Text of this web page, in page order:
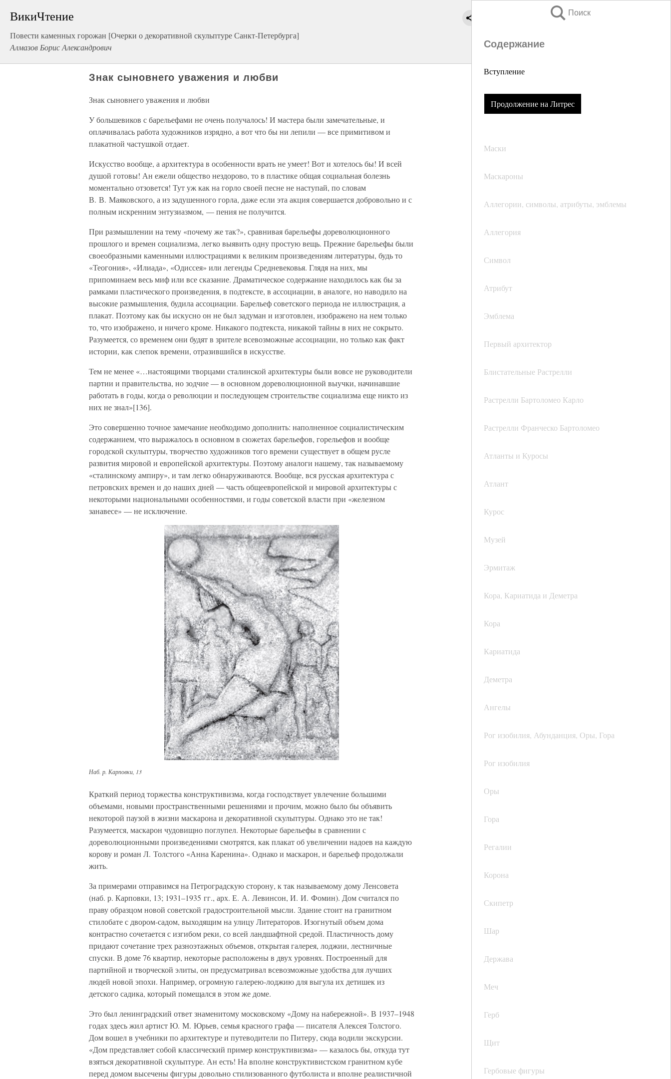
ВикиЧтение
Повести каменных горожан [Очерки о декоративной скульптуре Санкт-Петербурга]
Алмазов Борис Александрович
Поиск
Содержание
Вступление
Продолжение на Литрес
Маски
Маскароны
Аллегории, символы, атрибуты, эмблемы
Аллегория
Символ
Атрибут
Эмблема
Первый архитектор
Блистательные Растрелли
Растрелли Бартоломео Карло
Растрелли Франческо Бартоломео
Атланты и Куросы
Атлант
Курос
Музей
Эрмитаж
Кора, Кариатида и Деметра
Кора
Кариатида
Деметра
Ангелы
Рог изобилия, Абунданция, Оры, Гора
Рог изобилия
Оры
Гора
Регалии
Корона
Скипетр
Шар
Держава
Меч
Герб
Щит
Гербовые фигуры
Знак сыновнего уважения и любви
Знак сыновнего уважения и любви
У большевиков с барельефами не очень получалось! И мастера были замечательные, и
оплачивалась работа художников изрядно, а вот что бы ни лепили — все примитивом и
плакатной частушкой отдает.
Искусство вообще, а архитектура в особенности врать не умеет! Вот и хотелось бы! И всей
душой готовы! Ан ежели общество нездорово, то в пластике общая социальная болезнь
моментально отзовется! Тут уж как на горло своей песне не наступай, по словам
В. В. Маяковского, а из задушенного горла, даже если эта акция совершается добровольно и с
полным искренним энтузиазмом, — пения не получится.
При размышлении на тему «почему же так?», сравнивая барельефы дореволюционного
прошлого и времен социализма, легко выявить одну простую вещь. Прежние барельефы были
своеобразными каменными иллюстрациями к великим произведениям литературы, будь то
«Теогония», «Илиада», «Одиссея» или легенды Средневековья. Глядя на них, мы
припоминаем весь миф или все сказание. Драматическое содержание находилось как бы за
рамками пластического произведения, в подтексте, в ассоциации, в аналоге, но наводило на
высокие размышления, будила ассоциации. Барельеф советского периода не иллюстрация, а
плакат. Поэтому как бы искусно он не был задуман и изготовлен, изображено на нем только
то, что изображено, и ничего кроме. Никакого подтекста, никакой тайны в них не сокрыто.
Разумеется, со временем они будят в зрителе всевозможные ассоциации, но только как факт
истории, как слепок времени, отразившийся в искусстве.
Тем не менее «…настоящими творцами сталинской архитектуры были вовсе не руководители
партии и правительства, но зодчие — в основном дореволюционной выучки, начинавшие
работать в годы, когда о революции и последующем строительстве социализма еще никто из
них не знал»[136].
Это совершенно точное замечание необходимо дополнить: наполненное социалистическим
содержанием, что выражалось в основном в сюжетах барельефов, горельефов и вообще
городской скульптуры, творчество художников того времени существует в общем русле
развития мировой и европейской архитектуры. Поэтому аналоги нашему, так называемому
«сталинскому ампиру», и там легко обнаруживаются. Вообще, вся русская архитектура с
петровских времен и до наших дней — часть общеевропейской и мировой архитектуры с
некоторыми национальными особенностями, и годы советской власти при «железном
занавесе» — не исключение.
Наб. р. Карповки, 13
Краткий период торжества конструктивизма, когда господствует увлечение большими
объемами, новыми пространственными решениями и прочим, можно было бы объявить
некоторой паузой в жизни маскарона и декоративной скульптуры. Однако это не так!
Разумеется, маскарон чудовищно поглупел. Некоторые барельефы в сравнении с
дореволюционными произведениями смотрятся, как плакат об увеличении надоев на каждую
корову и роман Л. Толстого «Анна Каренина». Однако и маскарон, и барельеф продолжали
жить.
За примерами отправимся на Петроградскую сторону, к так называемому дому Ленсовета
(наб. р. Карповки, 13; 1931–1935 гг., арх. Е. А. Левинсон, И. И. Фомин). Дом считался по
праву образцом новой советской градостроительной мысли. Здание стоит на гранитном
стилобате с двором-садом, выходящим на улицу Литераторов. Изогнутый объем дома
контрастно сочетается с изгибом реки, со всей ландшафтной средой. Пластичность дому
придают сочетание трех разноэтажных объемов, открытая галерея, лоджии, лестничные
спуски. В доме 76 квартир, некоторые расположены в двух уровнях. Построенный для
партийной и творческой элиты, он предусматривал всевозможные удобства для лучших
людей новой эпохи. Например, огромную галерею-лоджию для выгула их детишек из
детского садика, который помещался в этом же доме.
Это был ленинградский ответ знаменитому московскому «Дому на набережной». В 1937–1948
годах здесь жил артист Ю. М. Юрьев, семья красного графа — писателя Алексея Толстого.
Дом вошел в учебники по архитектуре и путеводители по Питеру, сюда водили экскурсии.
«Дом представляет собой классический пример конструктивизма» — казалось бы, откуда тут
взяться декоративной скульптуре. Ан есть! На вполне конструктивистском гранитном кубе
перед домом высечены фигуры довольно стилизованного футболиста и вполне реалистичной